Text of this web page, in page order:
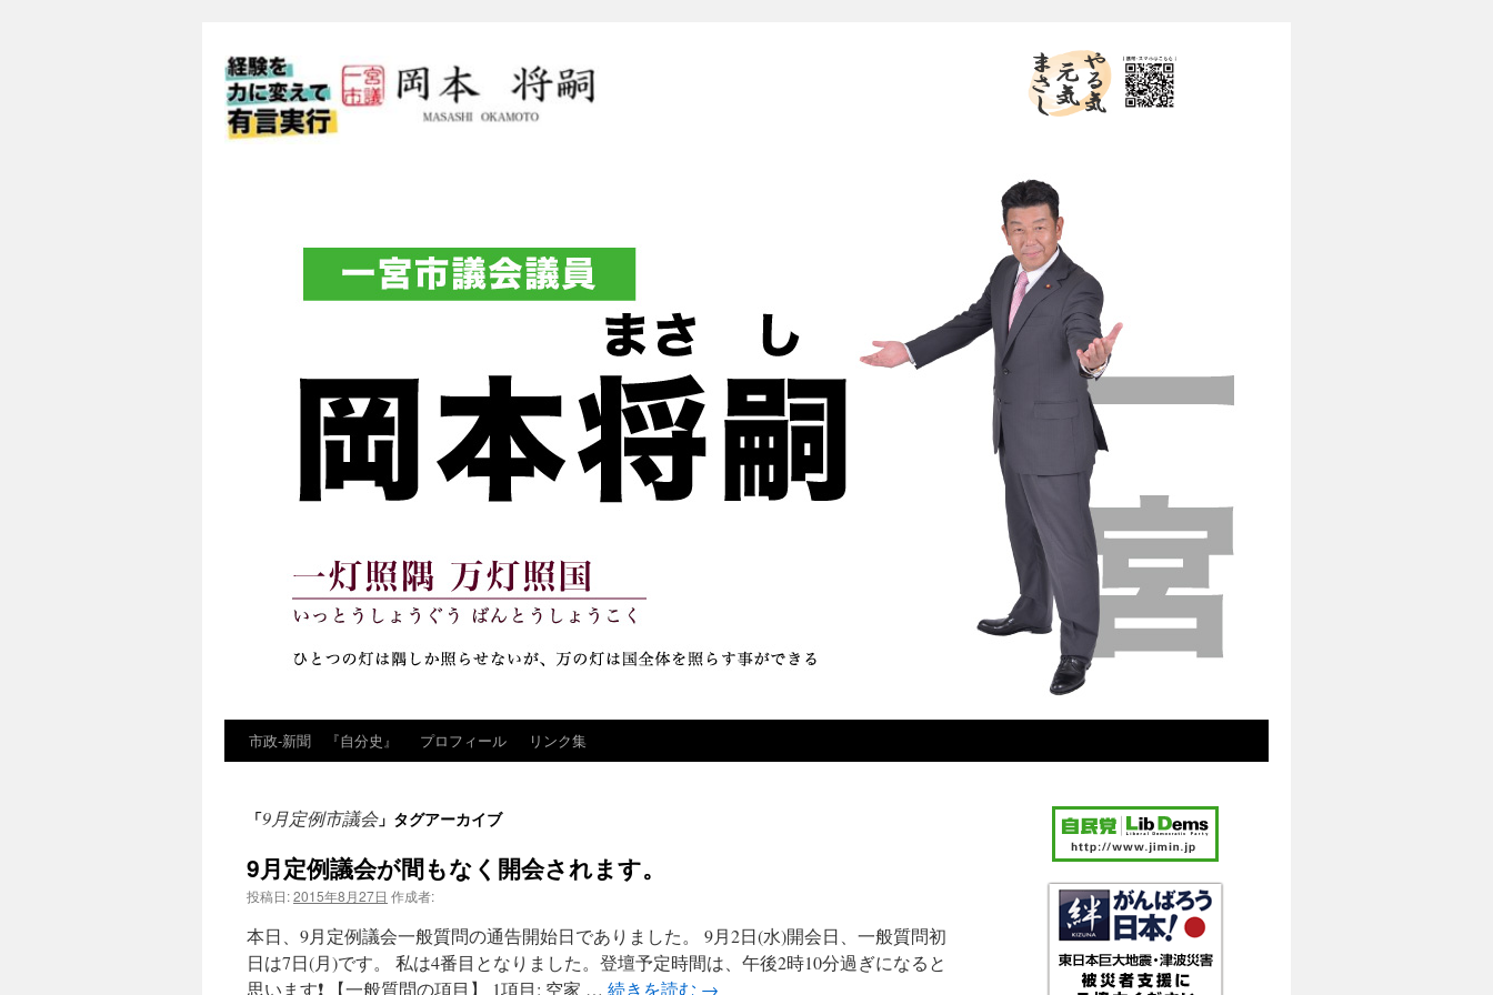
ン
市政‐新聞 『自分史』 プロフィール リンク集
「9月定例市議会」タグアーカイブ
9月定例議会が間もなく開会されます。
投稿日:2015年8月27日 作成者:
本日、9月定例議会一般質問の通告開始日でありました。 9月2日(水)開会日、一般質問初
日は7日(月)です。 私は4番目となりました。登壇予定時間は、午後2時10分過ぎになると
思います❗ 【一般質問の項目】 1項目: 空家 … 続きを読む →